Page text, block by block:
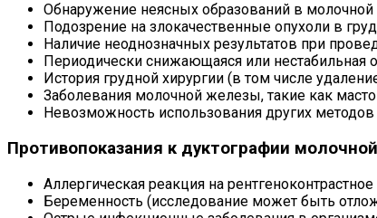
Обнаружение неясных образований в
Подозрение на злокачественные опухоли в
Наличие неоднозначных результатов при
Периодически снижающаяся или нестабильная
История грудной хирургии (в том числе
Заболевания молочной железы, такие как
Невозможность использования других
Противопоказания к дуктографии
Аллергическая реакция на
Беременность (исследование может быть